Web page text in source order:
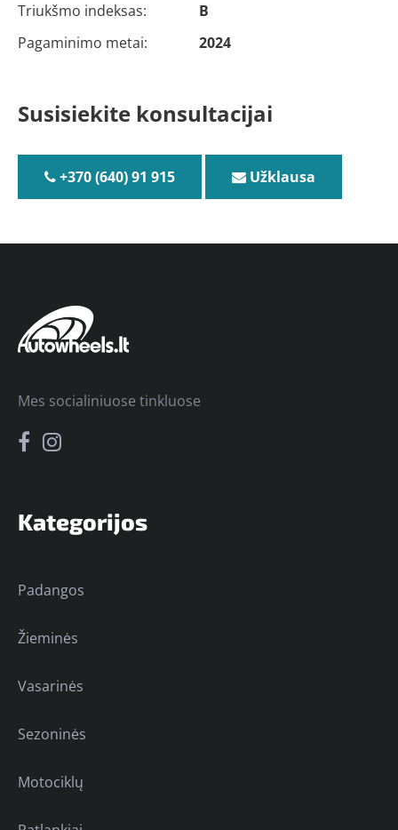
Triukšmo indeksas:
B
Pagaminimo metai:
2024
Susisiekite konsultacijai
+370 (640) 91 915 Užklausa
Kategorijos
Padangos
Žieminės
Vasarinės
Sezoninės
Motociklų
Mes socialiniuose tinkluose